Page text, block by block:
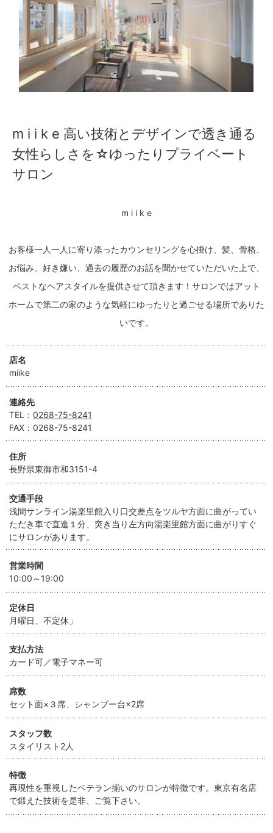
m i i k e 高い技術とデザインで透き通る
女性らしさを☆ゆったりプライベート
サロン
m i i k e
お客様一人一人に寄り添ったカウンセリングを心掛け、髪、骨格、
お悩み、好き嫌い、過去の履歴のお話を聞かせていただいた上で、
ベストなヘアスタイルを提供させて頂きます！サロンではアット
ホームで第二の家のような気軽にゆったりと過ごせる場所でありた
いです。
店名
miike
連絡先
TEL： 0268-75-8241
FAX： 0268-75-8241
住所
長野県東御市和3151-4
交通手段
浅間サンライン湯楽里館入り口交差点をツルヤ方面に曲がってい
ただき車で直進１分、突き当り左方向湯楽里館方面に曲がりすぐ
にサロンがあります。
営業時間
10:00～19:00
定休日
月曜日、不定休」
支払方法
カード可／電子マネー可
席数
セット面×３席、シャンプー台×2席
スタッフ数
スタイリスト2人
特徴
再現性を重視したベテラン揃いのサロンが特徴です。東京有名店
で鍛えた技術を是非、ご覧下さい。